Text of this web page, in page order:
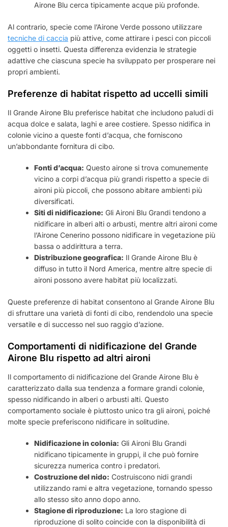
Airone Blu cerca tipicamente acque più profonde.
Al contrario, specie come l’Airone Verde possono utilizzare
tecniche di caccia più attive, come attirare i pesci con piccoli
oggetti o insetti. Questa differenza evidenzia le strategie
adattive che ciascuna specie ha sviluppato per prosperare nei
propri ambienti.
Preferenze di habitat rispetto ad uccelli simili
Il Grande Airone Blu preferisce habitat che includono paludi di
acqua dolce e salata, laghi e aree costiere. Spesso nidifica in
colonie vicino a queste fonti d’acqua, che forniscono
un’abbondante fornitura di cibo.
Fonti d’acqua: Questo airone si trova comunemente
vicino a corpi d’acqua più grandi rispetto a specie di
aironi più piccoli, che possono abitare ambienti più
diversificati.
Siti di nidificazione: Gli Aironi Blu Grandi tendono a
nidificare in alberi alti o arbusti, mentre altri aironi come
l’Airone Cenerino possono nidificare in vegetazione più
bassa o addirittura a terra.
Distribuzione geografica: Il Grande Airone Blu è
diffuso in tutto il Nord America, mentre altre specie di
aironi possono avere habitat più localizzati.
Queste preferenze di habitat consentono al Grande Airone Blu
di sfruttare una varietà di fonti di cibo, rendendolo una specie
versatile e di successo nel suo raggio d’azione.
Comportamenti di nidificazione del Grande
Airone Blu rispetto ad altri aironi
Il comportamento di nidificazione del Grande Airone Blu è
caratterizzato dalla sua tendenza a formare grandi colonie,
spesso nidificando in alberi o arbusti alti. Questo
comportamento sociale è piuttosto unico tra gli aironi, poiché
molte specie preferiscono nidificare in solitudine.
Nidificazione in colonia: Gli Aironi Blu Grandi
nidificano tipicamente in gruppi, il che può fornire
sicurezza numerica contro i predatori.
Costruzione del nido: Costruiscono nidi grandi
utilizzando rami e altra vegetazione, tornando spesso
allo stesso sito anno dopo anno.
Stagione di riproduzione: La loro stagione di
riproduzione di solito coincide con la disponibilità di